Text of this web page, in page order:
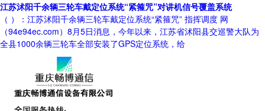
江苏沭阳千余辆三轮车戴定位系统“紧箍咒”对讲机信号覆盖系统
（ ）：江苏沭阳千余辆三轮车戴定位系统“紧箍咒” 指挥调度 网
（94e94ec.com）8月5日消息，今年以来，江苏省沭阳县交巡警大队为
全县1000余辆三轮车全部安装了GPS定位系统，给